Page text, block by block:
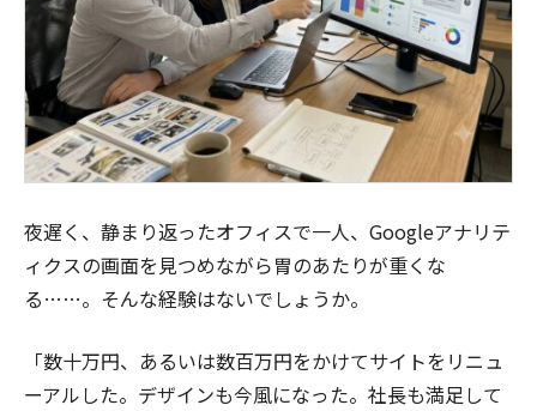
夜遅く、静まり返ったオフィスで一人、Googleアナリテ
ィクスの画面を見つめながら胃のあたりが重くな
る……。そんな経験はないでしょうか。
「数十万円、あるいは数百万円をかけてサイトをリニュ
ーアルした。デザインも今風になった。社長も満足して